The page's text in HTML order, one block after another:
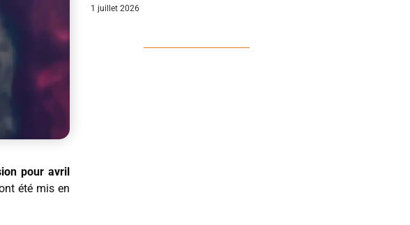
pour avril
été mis en
1 juillet 2026